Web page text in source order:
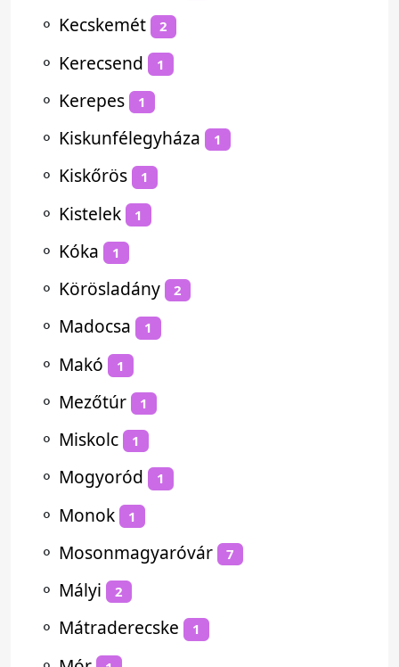
⚬ Kecskemét 2
⚬ Kerecsend 1
⚬ Kerepes 1
⚬ Kiskunfélegyháza 1
⚬ Kiskőrös 1
⚬ Kistelek 1
⚬ Kóka 1
⚬ Körösladány 2
⚬ Madocsa 1
⚬ Makó 1
⚬ Mezőtúr 1
⚬ Miskolc 1
⚬ Mogyoród 1
⚬ Monok 1
⚬ Mosonmagyaróvár 7
⚬ Mályi 2
⚬ Mátraderecske 1